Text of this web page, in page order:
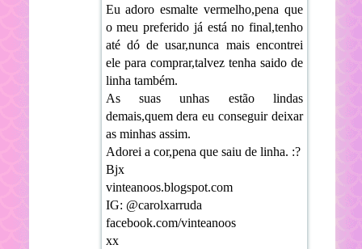
Eu adoro esmalte vermelho,pena que
o meu preferido já está no final,tenho
até dó de usar,nunca mais encontrei
ele para comprar,talvez tenha saido de
linha também.
As suas unhas estão lindas
demais,quem dera eu conseguir deixar
as minhas assim.
Adorei a cor,pena que saiu de linha. :?
Bjx
vinteanoos.blogspot.com
IG: @carolxarruda
facebook.com/vinteanoos
xx